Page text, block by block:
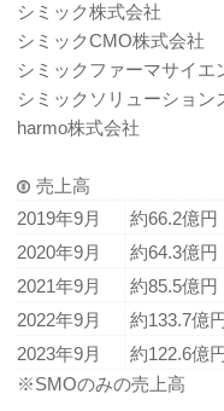
シミック株式会社
シミックCMO株式会社
シミックファーマサイエ
シミックソリューション
harmo株式会社
売上高
2019年9月
約66.2億円
2020年9月
約64.3億円
2021年9月
約85.5億円
2022年9月
約133.7億円
2023年9月
約122.6億円
※SMOのみの売上高